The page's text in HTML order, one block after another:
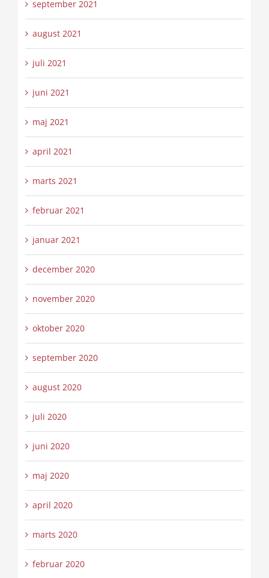
september 2021
august 2021
juli 2021
juni 2021
maj 2021
april 2021
marts 2021
februar 2021
januar 2021
december 2020
november 2020
oktober 2020
september 2020
august 2020
juli 2020
juni 2020
maj 2020
april 2020
marts 2020
februar 2020